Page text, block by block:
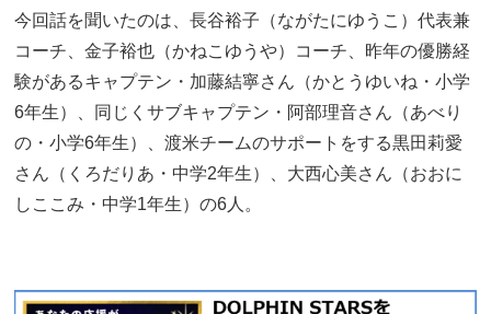
今回話を聞いたのは、長谷裕子（ながたにゆうこ）代表兼
コーチ、金子裕也（かねこゆうや）コーチ、昨年の優勝経
験があるキャプテン・加藤結寧さん（かとうゆいね・小学
6年生）、同じくサブキャプテン・阿部理音さん（あべり
の・小学6年生）、渡米チームのサポートをする黒田莉愛
さん（くろだりあ・中学2年生）、大西心美さん（おおに
しここみ・中学1年生）の6人。